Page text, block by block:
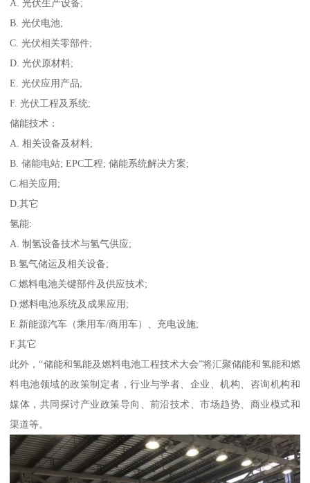
A. 光伏生产设备;
B. 光伏电池;
C. 光伏相关零部件;
D. 光伏原材料;
E. 光伏应用产品;
F. 光伏工程及系统;
储能技术：
A. 相关设备及材料;
B. 储能电站; EPC工程; 储能系统解决方案;
C.相关应用;
D.其它
氢能:
A. 制氢设备技术与氢气供应;
B.氢气储运及相关设备;
C.燃料电池关键部件及供应技术;
D.燃料电池系统及成果应用;
E.新能源汽车（乘用车/商用车）、充电设施;
F.其它
此外，“储能和氢能及燃料电池工程技术大会”将汇聚储能和氢能和燃
料电池领域的政策制定者，行业与学者、企业、机构、咨询机构和
媒体，共同探讨产业政策导向、前沿技术、市场趋势、商业模式和
渠道等。